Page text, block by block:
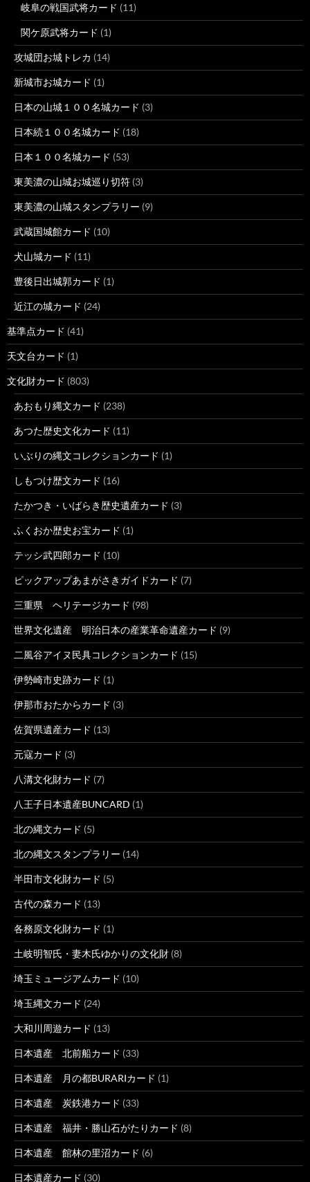
岐阜の戦国武将カード (11)
関ケ原武将カード (1)
攻城団お城トレカ (14)
新城市お城カード (1)
日本の山城１００名城カード (3)
日本続１００名城カード (18)
日本１００名城カード (53)
東美濃の山城お城巡り切符 (3)
東美濃の山城スタンプラリー (9)
武蔵国城館カード (10)
犬山城カード (11)
豊後日出城郭カード (1)
近江の城カード (24)
基準点カード (41)
天文台カード (1)
文化財カード (803)
あおもり縄文カード (238)
あつた歴史文化カード (11)
いぶりの縄文コレクションカード (1)
しもつけ歴文カード (16)
たかつき・いばらき歴史遺産カード (3)
ふくおか歴史お宝カード (1)
テッシ武四郎カード (10)
ピックアップあまがさきガイドカード (7)
三重県 ヘリテージカード (98)
世界文化遺産 明治日本の産業革命遺産カード (9)
二風谷アイヌ民具コレクションカード (15)
伊勢崎市史跡カード (1)
伊那市おたからカード (3)
佐賀県遺産カード (13)
元寇カード (3)
八溝文化財カード (7)
八王子日本遺産BUNCARD (1)
北の縄文カード (5)
北の縄文スタンプラリー (14)
半田市文化財カード (5)
古代の森カード (13)
各務原文化財カード (1)
土岐明智氏・妻木氏ゆかりの文化財 (8)
埼玉ミュージアムカード (10)
埼玉縄文カード (24)
大和川周遊カード (13)
日本遺産 北前船カード (33)
日本遺産 月の都BURARIカード (1)
日本遺産 炭鉄港カード (33)
日本遺産 福井・勝山石がたりカード (8)
日本遺産 館林の里沼カード (6)
日本遺産カード (30)